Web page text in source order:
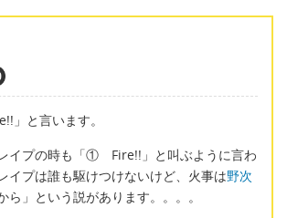
と言います。
イプの時も「① Fire!!」と叫ぶように言わ
イプは誰も駆けつけないけど、火事は野次
ら」という説があります。。。。